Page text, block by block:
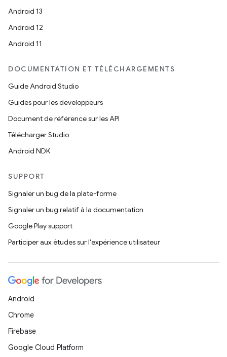
Android 13
Android 12
Android 11
DOCUMENTATION ET TÉLÉCHARGEMENTS
Guide Android Studio
Guides pour les développeurs
Document de référence sur les API
Télécharger Studio
Android NDK
SUPPORT
Signaler un bug de la plate-forme
Signaler un bug relatif à la documentation
Google Play support
Participer aux études sur l'expérience utilisateur
Android
Chrome
Firebase
Google Cloud Platform